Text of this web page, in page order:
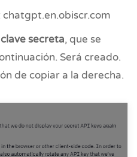
chatgpt.en.obiscr.com
secreta, que se
Será creado.
de copiar a la derecha.